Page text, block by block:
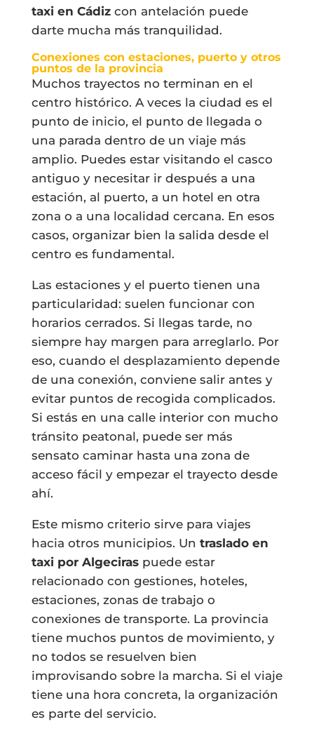
taxi en Cádizcon antelación puede
darte mucha más tranquilidad.
Conexiones con estaciones, puerto y otros
puntos de la provincia
Muchos trayectos no terminan en el
centro histórico. A veces la ciudad es el
punto de inicio, el punto de llegada o
una parada dentro de un viaje más
amplio. Puedes estar visitando el casco
antiguo y necesitar ir después a una
estación, al puerto, a un hotel en otra
zona o a una localidad cercana. En esos
casos, organizar bien la salida desde el
centro es fundamental.
Las estaciones y el puerto tienen una
particularidad: suelen funcionar con
horarios cerrados. Si llegas tarde, no
siempre hay margen para arreglarlo. Por
eso, cuando el desplazamiento depende
de una conexión, conviene salir antes y
evitar puntos de recogida complicados.
Si estás en una calle interior con mucho
tránsito peatonal, puede ser más
sensato caminar hasta una zona de
acceso fácil y empezar el trayecto desde
ahí.
Este mismo criterio sirve para viajes
hacia otros municipios. Un traslado en
taxi por Algeciraspuede estar
relacionado con gestiones, hoteles,
estaciones, zonas de trabajo o
conexiones de transporte. La provincia
tiene muchos puntos de movimiento, y
no todos se resuelven bien
improvisando sobre la marcha. Si el viaje
tiene una hora concreta, la organización
es parte del servicio.